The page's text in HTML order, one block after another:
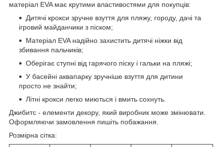
матеріал EVA має крутими властивостями для покупців:
Дитячі крокси зручне взуття для пляжу, городу, дачі та
ігровий майданчики з піском;
Матеріал EVA надійно захистить дитячі ніжки від
збивання пальчиків;
Оберігає ступні від гарячого піску і гальки на пляжі;
У басейні аквапарку зручніше взуття для дитини
просто не знайти;
Літні крокси легко миються і вмить сохнуть.
Джибитс - елементи декору, який виробник може змінювати.
Оформляючи замовлення пишіть побажання.
Розмірна сітка: